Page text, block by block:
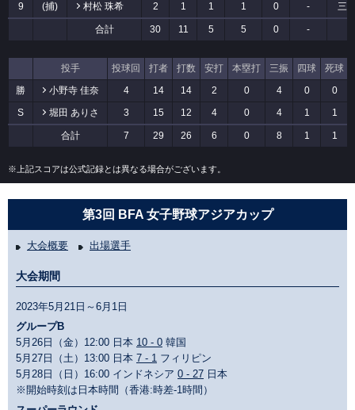
9
(捕) 村松 珠希 2 1 1 1 0 - 三
合計 30 11 5 5 0 -
投手 投球回 打者 打数 安打 本塁打 三振 四球 死球
勝
小野寺 佳奈 4 14 14 2 0 4 0
0
S
堀田 ありさ 3 15 12 4 0 4 1 1
合計 7 29 26 6 0 8 1 1
※上記スコアは公式記録とは異なる場合がございます。
第3回 BFA 女子野球アジアカップ
大会概要 出場選手
大会期間
2023年5月21日～6月1日
グループB
5月26日（金）12:00 日本 10 - 0 韓国
5月27日（土）13:00 日本 7 - 1 フィリピン
5月28日（日）16:00 インドネシア 0 - 27 日本
※開始時刻は日本時間（香港:時差-1時間）